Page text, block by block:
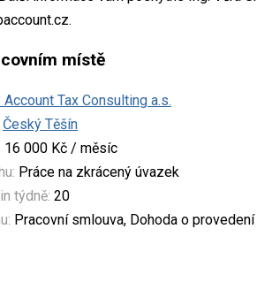
místě
Account Tax Consulting a.s.
Český Těšín
16 000 Kč / měsíc
Práce na zkrácený úvazek
týdně: 20
Pracovní smlouva, Dohoda o